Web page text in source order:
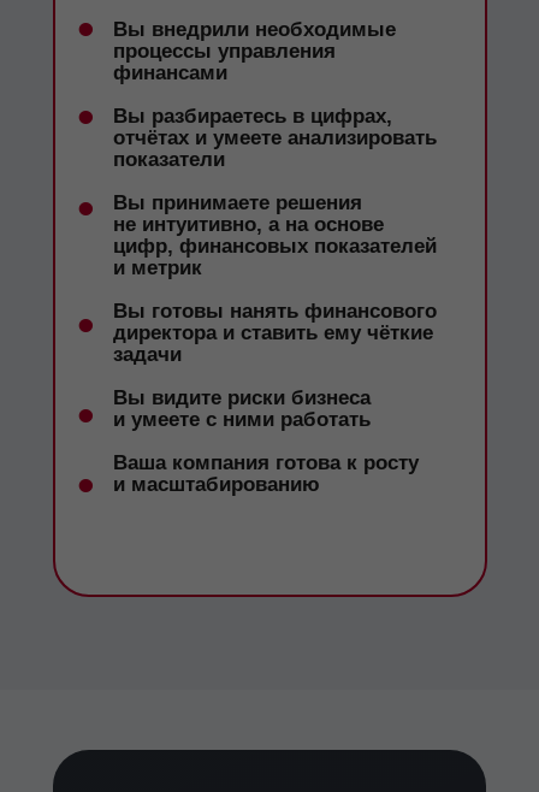
Вы внедрили необходимые
процессы управления
финансами
Вы разбираетесь в цифрах,
отчётах и умеете анализировать
показатели
Вы принимаете решения
не интуитивно, а на основе
цифр, финансовых показателей
и метрик
Вы готовы нанять финансового
директора и ставить ему чёткие
задачи
Вы видите риски бизнеса
и умеете с ними работать
Ваша компания готова к росту
и масштабированию
•
•
•
•
•
•